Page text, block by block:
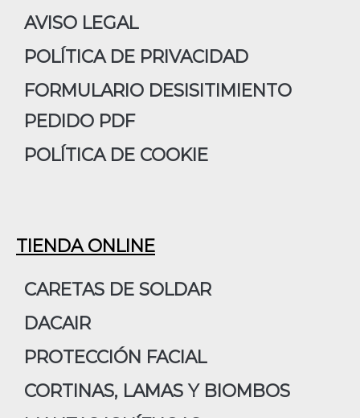
k
m
AVISO LEGAL
POLÍTICA DE PRIVACIDAD
FORMULARIO DESISITIMIENTO
PEDIDO PDF
POLÍTICA DE COOKIE
TIENDA ONLINE
CARETAS DE SOLDAR
DACAIR
PROTECCIÓN FACIAL
CORTINAS, LAMAS Y BIOMBOS